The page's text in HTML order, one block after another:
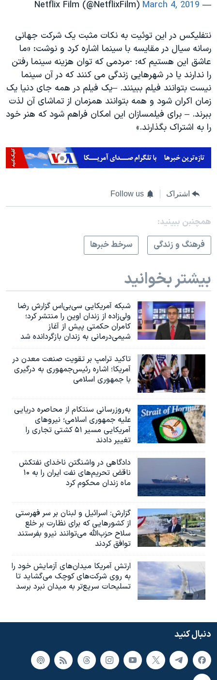
— Netflix Film (@NetflixFilm)
March 4, 2019
نتفلیکس در این توئیت به نکات مثبت یک شرکت جهانی
رسانه سیال در مقایسه با سینما اشاره کرد و نوشت: «ما
عاشق این هستیم که: -مردمی که توان هزینه سینما رفتن
را ندارند یا در شهرهایی زندگی می کنند که در آن سینما
نیست بتوانند فیلم ببینند. –یک فیلم در همه جای دنیا یک
زمان اکران شود و همه بتوانند همزمان از تماشای آن لذت
ببرند. – برای فیلمسازان این امکان فراهم شود که هنر خود
را به اشتراک بگذارند.»
اشتراک Follow us
همچنبن ببینید:
فرهنگ و زندگی
سرخط خبرها
بیشتر بخوانید
شبکه آمریکایی سی‌بی‌‌اس گزارش رضا
ولی‌زاده از زندان اوین را منتشر کرد؛
کامران حکمتی پیش از آغاز
شیمی‌درمانی به زندان بازگردانده شد
تاکید ترامپ بر تقویت صنعت معدن در
آمریکا؛ اشاره رئیس‌جمهوری به درگیری
با جمهوری اسلامی
به‌روزرسانی سنتکام از محاصره دریایی
علیه جمهوری اسلامی؛ نیروهای
آمریکایی مسیر ۵۱ کشتی تجاری را
تغییر دادند
دادگاهی در واشنگتن ناخدای نفتکش
ناقض تحریم‌های نفت ایران را به ۱۰
ماه زندان محکوم کرد
گزارش‌: اسرائيل و لبنان بر سر فهرستی
از کشورهایی که برای نظارت بر خلع
سلاح حزب‌الله می‌توانند نیرو بفرستند
توافق کردند
ارتش آمریکا میدان‌های آزمایش خود را
به روی شرکت‌های کوچک می‌گشاید تا
تسلیحات سریع‌تر به میدان نبرد برسد
دنبال کنید